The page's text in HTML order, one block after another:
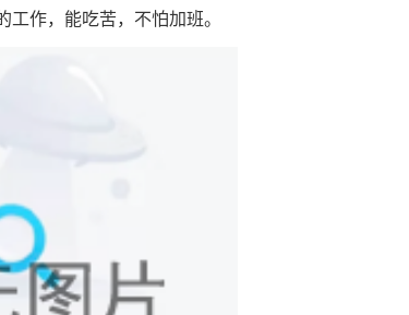
作，能吃苦，不怕加班。